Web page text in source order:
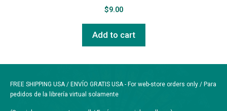
$9.00
Add to cart
FREE SHIPPING USA / ENVÍO GRATIS USA - For web-store orders only / Para
pedidos de la librería virtual solamente